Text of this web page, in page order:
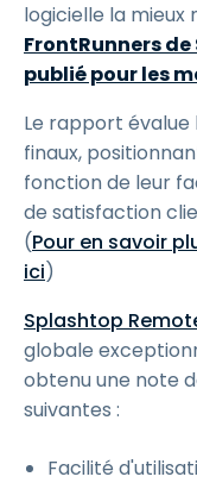
logicielle la mieux
FrontRunners
publié pour les
Le rapport évalue
finaux,
fonction de leur
de satisfaction
(Pour en savoir
ici)
Splashtop
globale
obtenu une note
suivantes :
Facilité